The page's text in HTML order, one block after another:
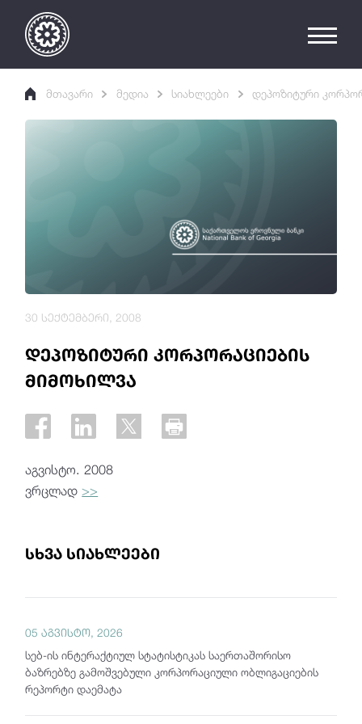
მთავარი მედია სიახლეები დეპოზიტური
დეპოზიტური კორპორაციების
მიმოხილვა
30 სექტემბერი, 2008
აგვისტო. 2008
ვრცლად>>
სხვა სიახლეები
05 აგვისტო, 2026
სებ-ის ინტერაქტიულ სტატისტიკას საერთაშორისო
ბაზრებზე გამოშვებული კორპორაციული ობლიგაციების
რეპორტი დაემატა